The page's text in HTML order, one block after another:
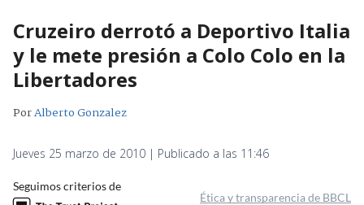
Cruzeiro derrotó a Deportivo Italia
y le mete presión a Colo Colo en la
Libertadores
PorAlberto Gonzalez
Jueves 25 marzo de 2010 | Publicado a las 11:46
Seguimos criterios de
Ética y transparencia de BBCL